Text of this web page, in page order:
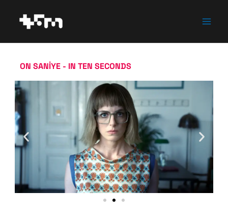
Inhalt
springen
ON SANİYE - IN TEN SECONDS